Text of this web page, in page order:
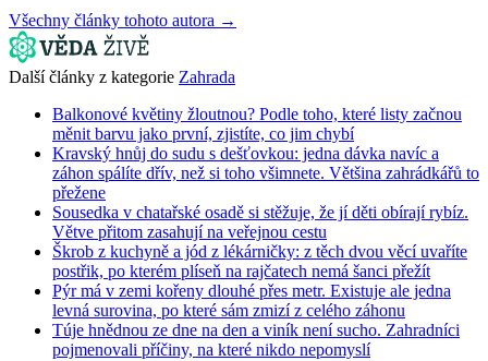
Všechny články tohoto autora →
Další články z kategorie Zahrada
Balkonové květiny žloutnou? Podle toho, které listy začnou
měnit barvu jako první, zjistíte, co jim chybí
Kravský hnůj do sudu s dešťovkou: jedna dávka navíc a
záhon spálíte dřív, než si toho všimnete. Většina zahrádkářů to
přežene
Sousedka v chatařské osadě si stěžuje, že jí děti obírají rybíz.
Větve přitom zasahují na veřejnou cestu
Škrob z kuchyně a jód z lékárničky: z těch dvou věcí uvaříte
postřik, po kterém plíseň na rajčatech nemá šanci přežít
Pýr má v zemi kořeny dlouhé přes metr. Existuje ale jedna
levná surovina, po které sám zmizí z celého záhonu
Túje hnědnou ze dne na den a viník není sucho. Zahradníci
pojmenovali příčiny, na které nikdo nepomyslí